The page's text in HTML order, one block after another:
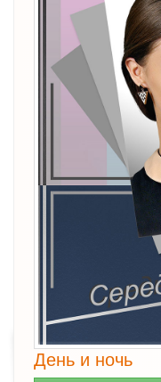
День и ночь